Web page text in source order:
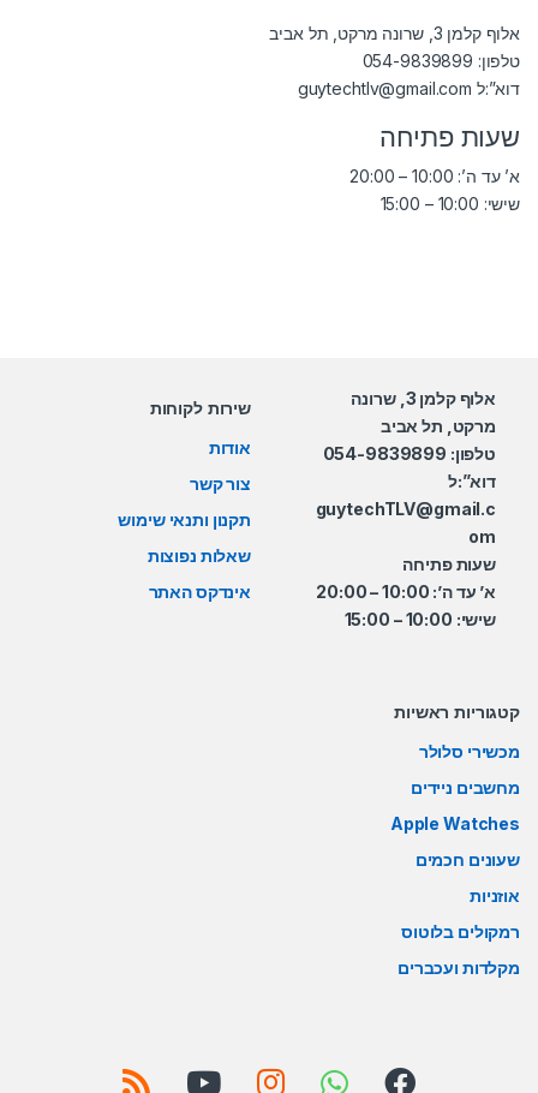
אלוף קלמן 3, שרונה מרקט, תל אביב
טלפון: 054-9839899
דוא”:ל guytechtlv@gmail.com
שעות פתיחה
א’ עד ה’: 10:00 – 20:00
שישי: 10:00 – 15:00
אלוף קלמן 3, שרונה
מרקט, תל אביב
טלפון: 054-9839899
דוא”:ל
guytechTLV@gmail.c
om
שעות פתיחה
א’ עד ה’: 10:00 – 20:00
שישי: 10:00 – 15:00
שירות לקוחות
אודות
צור קשר
תקנון ותנאי שימוש
שאלות נפוצות
אינדקס האתר
קטגוריות ראשיות
מכשירי סלולר
מחשבים ניידים
Apple Watches
שעונים חכמים
אוזניות
רמקולים בלוטוס
מקלדות ועכברים